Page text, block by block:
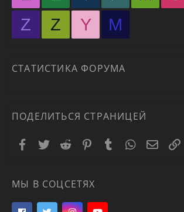
Z
Z Y М
СТАТИСТИКА ФОРУМА
ПОДЕЛИТЬСЯ СТРАНИЦЕЙ
Facebook
TwitterReddit PinterestTumblrWhatsApp
МЫ В СОЦСЕТЯХ